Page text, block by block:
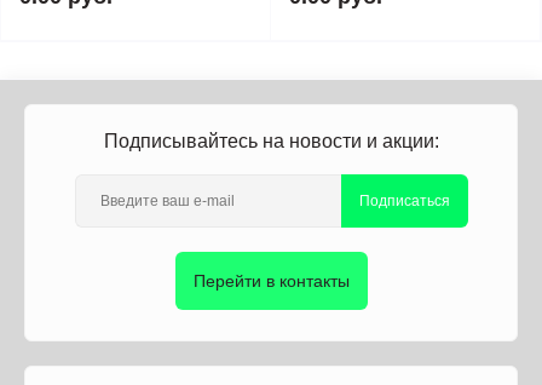
Подписывайтесь на новости и акции:
Подписаться
Перейти в контакты